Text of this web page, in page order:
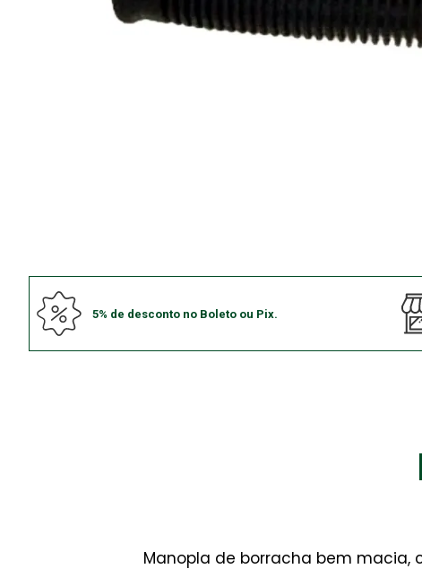
5% de desconto no Boleto ou Pix.
Manopla de borracha bem macia,